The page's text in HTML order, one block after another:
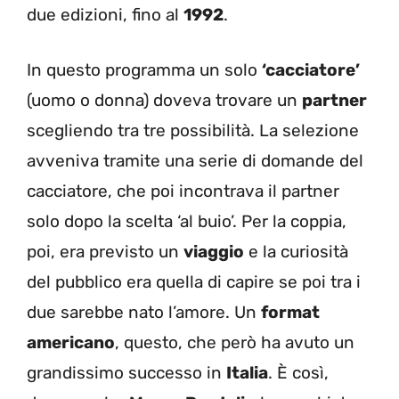
due edizioni, fino al 1992.
In questo programma un solo ‘cacciatore’
(uomo o donna) doveva trovare un partner
scegliendo tra tre possibilità. La selezione
avveniva tramite una serie di domande del
cacciatore, che poi incontrava il partner
solo dopo la scelta ‘al buio’. Per la coppia,
poi, era previsto un viaggio e la curiosità
del pubblico era quella di capire se poi tra i
due sarebbe nato l’amore. Un format
americano, questo, che però ha avuto un
grandissimo successo in Italia. È così,